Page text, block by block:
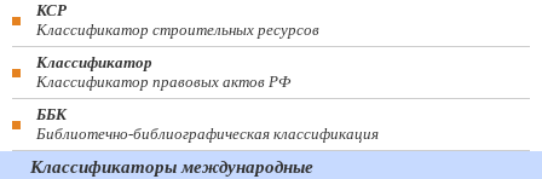
КСР
Классификатор строительных ресурсов
Классификатор
Классификатор правовых актов РФ
ББК
Библиотечно-библиографическая классификация
Классификаторы международные